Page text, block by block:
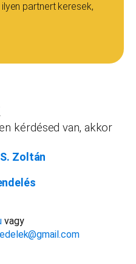
partnert keresek,
le tudjuk vonni a
árából így végül
díjmentes.
kérdésed van, akkor
Zoltán
vagy